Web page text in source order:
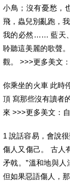
小鳥；沒有憂愁，
飛，蟲兒別亂跑，
我的必然…… 藍天
聆聽這美麗的歌聲
觀。 >>>更多美文
你乘坐的火車 此時
頂 寫那些沒有讀者
來 >>>更多美文：
1 說話容易，會說
傷人又傷己。 古人
矛戟。”溫和地與人
但如果惡語傷人，